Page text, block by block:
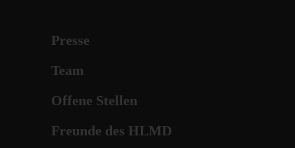
Presse
Team
Offene Stellen
Freunde des HLMD